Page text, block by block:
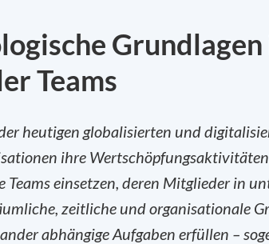
Teams
heutigen globalisierten und
ihre
Teams einsetzen, deren Mitglieder in
zeitliche und organisationale
abhängige Aufgaben erfüllen –